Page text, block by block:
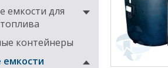
емкости для
контейнеры
емкости